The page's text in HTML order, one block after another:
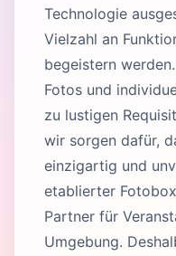
Technologie
Vielzahl an
begeistern
Fotos und
zu lustigen
wir sorgen dafür,
einzigartig und
etablierter
Partner für
Umgebung.